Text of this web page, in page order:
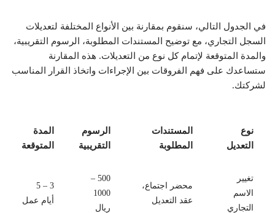
في الجدول التالي، سنقوم بمقارنة بين الأنواع المختلفة لتعديلات
السجل التجاري، مع توضيح المستندات المطلوبة، الرسوم التقريبية،
والمدة المتوقعة لإتمام كل نوع من التعديلات. هذه المقارنة
ستساعدك على فهم الفروقات بين الإجراءات واتخاذ القرار المناسب
لشركتك.
نوع
التعديل
المستندات
المطلوبة
الرسوم
التقريبية
المدة
المتوقعة
تغيير
الاسم
التجاري
محضر اجتماع،
عقد التعديل
500 –
1000
ريال
3 – 5
أيام عمل